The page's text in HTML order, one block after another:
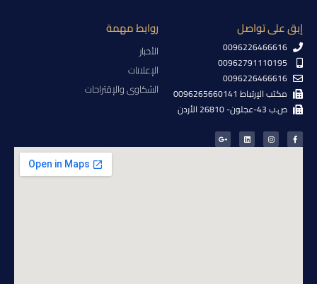
إبق على تواصل
0096226466616
00962791110195
0096226466616
مكتب الإرتباط 0096265660141
ص.ب 43-عجلون- 26810 الأردن
روابط مهمة
الأخبار
الإعلانات
الشكاوى والإقتراحات